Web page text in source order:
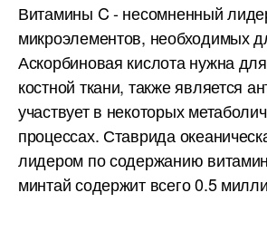
Витамины C - несомненный
микроэлементов, необходимых
Аскорбиновая кислота нужна
костной ткани, также является
участвует в некоторых
процессах. Ставрида
лидером по содержанию
минтай содержит всего 0.5